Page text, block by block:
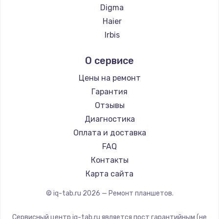
Заказать
Замена корпуса
Заказать
Замена шлейфа матрицы
от 1130 руб.
Заказать
Ремонт цепей питания
от 3000 руб.
Заказать
от 1200 руб.
Digma
Haier
Irbis
Microsoft
BlackView
Amazon
Aquarius
Philips
Dell
HP
Getac
ZTE
О сервисе
Цены на ремонт
Гарантия
Отзывы
Диагностика
Оплата и доставка
FAQ
Контакты
Карта сайта
© iq-tab.ru 2026 — Ремонт планшетов.
Сервисный центр iq-tab.ru является пост гарантийным (не